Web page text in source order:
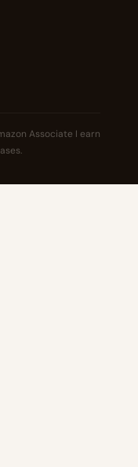
Associate I earn